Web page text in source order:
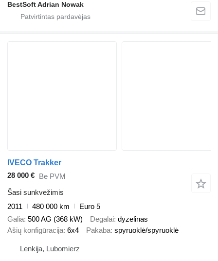
BestSoft Adrian Nowak
IVECO Trakker
28 000 € Be PVM
Šasi sunkvežimis
2011
480 000 km
Euro 5
Galia 500 AG (368 kW) Degalai dyzelinas
Ašių konfigūracija 6x4 Pakaba spyruoklė/spyruoklė
Lenkija, Lubomierz